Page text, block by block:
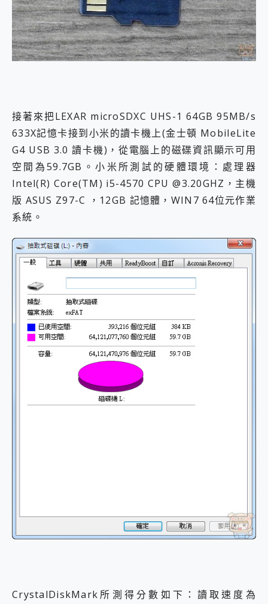
接著來把LEXAR microSDXC UHS-1 64GB 95MB/s
633X記憶卡接到小米的讀卡機上(金士頓 MobileLite
G4 USB 3.0 讀卡機)，從電腦上的磁碟資訊顯示可用
空間為59.7GB。小米所測試的硬體環境：處理器
Intel(R) Core(TM) i5-4570 CPU @3.20GHZ，主機
版 ASUS Z97-C ，12GB 記憶體，WIN7 64位元作業
系統。
CrystalDiskMark所測得分數如下：讀取速度為